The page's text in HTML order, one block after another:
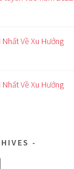
Về Xu Hướng
Về Xu Hướng